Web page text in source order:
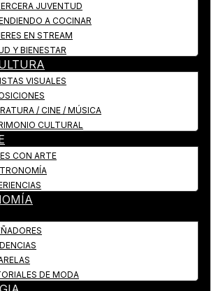
JUVENTUD
A COCINAR
EN STREAM
Y BIENESTAR
VISUALES
/ CINE / MÚSICA
CULTURAL
CON ARTE
DE MODA